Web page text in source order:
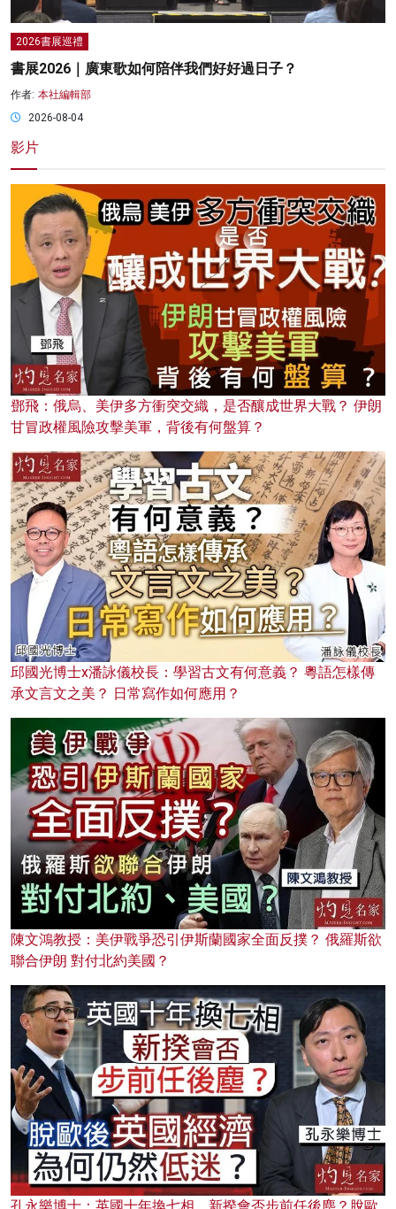
2026書展巡禮
書展2026｜廣東歌如何陪伴我們好好過日子？
作者: 本社編輯部
2026-08-04
影片
鄧飛：俄烏、美伊多方衝突交織，是否釀成世界大戰？ 伊朗
甘冒政權風險攻擊美軍，背後有何盤算？
邱國光博士x潘詠儀校長：學習古文有何意義？ 粵語怎樣傳
承文言文之美？ 日常寫作如何應用？
陳文鴻教授：美伊戰爭恐引伊斯蘭國家全面反撲？ 俄羅斯欲
聯合伊朗 對付北約美國？